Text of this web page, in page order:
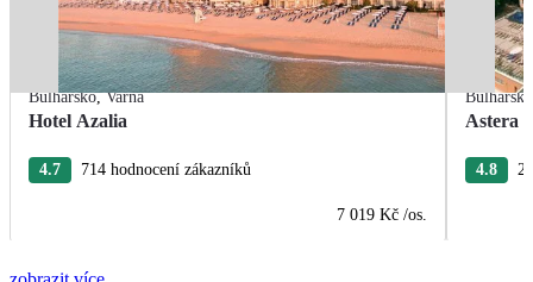
Bulharsko,Varna
Hotel Azalia
4.7 714 hodnocení zákazníků
7 019 Kč /os.
Bulharsko
Astera
4.8